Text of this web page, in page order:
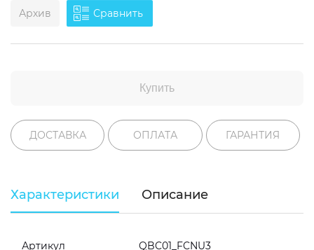
Дополнительно
RGB-подсветка
Сверхбыстрый M.2 SSD NVME
Архив Сравнить
Купить
ДОСТАВКА ОПЛАТА ГАРАНТИЯ
Характеристики Описание
Артикул QBC01_FCNU3